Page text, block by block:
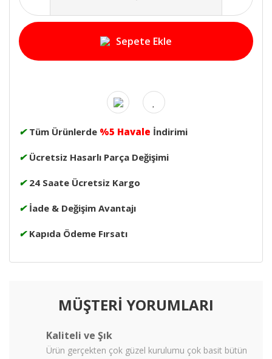
Sepete Ekle
✔ Tüm Ürünlerde %5 Havale İndirimi
✔ Ücretsiz Hasarlı Parça Değişimi
✔ 24 Saate Ücretsiz Kargo
✔ İade & Değişim Avantajı
✔ Kapıda Ödeme Fırsatı
MÜŞTERİ YORUMLARI
Kaliteli ve Şık
Ürün gerçekten çok güzel kurulumu çok basit bütün